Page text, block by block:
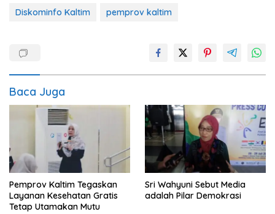
Diskominfo Kaltim pemprov kaltim
Baca Juga
Pemprov Kaltim Tegaskan
Layanan Kesehatan Gratis
Tetap Utamakan Mutu
Sri Wahyuni Sebut Media
adalah Pilar Demokrasi